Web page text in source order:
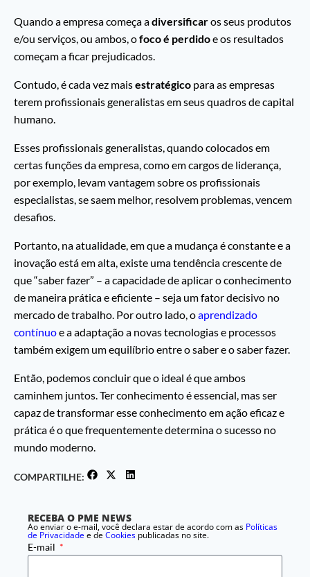
Quando a empresa começa adiversificaros seus produtos
e/ou serviços, ou ambos, ofoco é perdidoe os resultados
começam a ficar prejudicados.
Contudo, é cada vez maisestratégico para as empresas
terem profissionais generalistas em seus quadros de capital
humano.
Esses profissionais generalistas, quando colocados em
certas funções da empresa, como em cargos de liderança,
por exemplo, levam vantagem sobre os profissionais
especialistas, se saem melhor, resolvem problemas, vencem
desafios.
Portanto, na atualidade, em que a mudança é constante e a
inovação está em alta, existe uma tendência crescente de
que “saber fazer” – a capacidade de aplicar o conhecimento
de maneira prática e eficiente – seja um fator decisivo no
mercado de trabalho. Por outro lado, oaprendizado
contínuoe a adaptação a novas tecnologias e processos
também exigem um equilíbrio entre o saber e o saber fazer.
Então, podemos concluir que o ideal é que ambos
caminhem juntos. Ter conhecimento é essencial, mas ser
capaz de transformar esse conhecimento em ação eficaz e
prática é o que frequentemente determina o sucesso no
mundo moderno.
COMPARTILHE:
RECEBA O PME NEWS
Ao enviar o e-mail, você declara estar de acordo com as Políticas
de Privacidadee deCookies publicadas no site.
E-mail